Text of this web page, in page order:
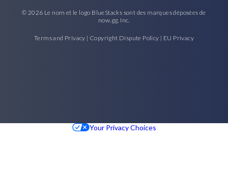
© 2026 Le nom et le logo BlueStacks sont des marques déposées de
now.gg, Inc.
Terms and Privacy | Copyright Dispute Policy | EU Privacy
Your Privacy Choices